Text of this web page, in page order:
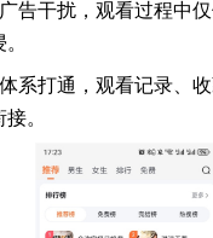
告干扰，观看过程中
系打通，观看记录、
。